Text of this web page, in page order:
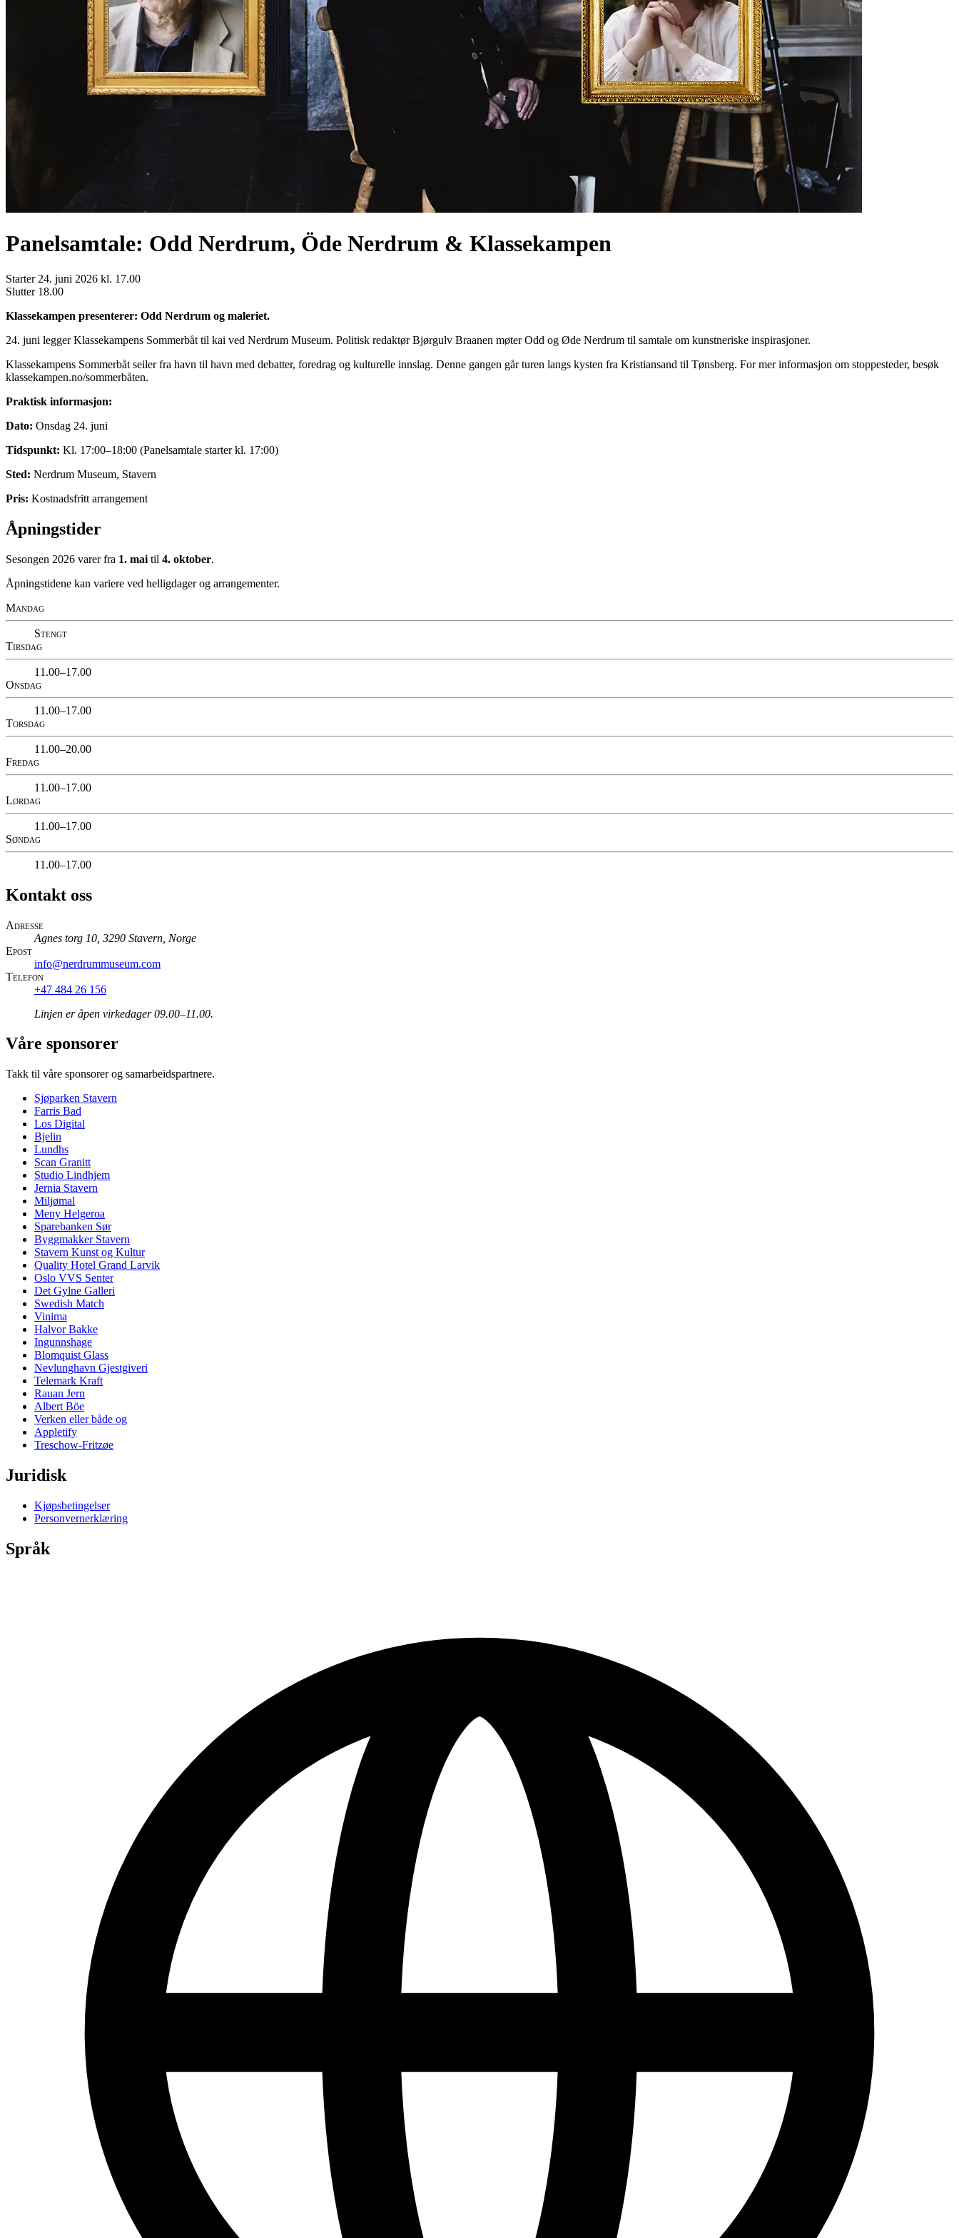
Panelsamtale: Odd Nerdrum, Öde Nerdrum & Klassekampen
Starter 24. juni 2026 kl. 17.00
Slutter 18.00
Klassekampen presenterer: Odd Nerdrum og maleriet.
24. juni legger Klassekampens Sommerbåt til kai ved Nerdrum Museum. Politisk redaktør Bjørgulv Braanen møter Odd og Øde Nerdrum til samtale om kunstneriske inspirasjoner.
Klassekampens Sommerbåt seiler fra havn til havn med debatter, foredrag og kulturelle innslag. Denne gangen går turen langs kysten fra Kristiansand til Tønsberg. For mer informasjon om stoppesteder, besøk
klassekampen.no/sommerbåten.
Praktisk informasjon:
Dato: Onsdag 24. juni
Tidspunkt: Kl. 17:00–18:00 (Panelsamtale starter kl. 17:00)
Sted: Nerdrum Museum, Stavern
Pris: Kostnadsfritt arrangement
Åpningstider
Sesongen 2026 varer fra 1. mai til 4. oktober.
Åpningstidene kan variere ved helligdager og arrangementer.
Mandag
Stengt
Tirsdag
11.00–17.00
Onsdag
11.00–17.00
Torsdag
11.00–20.00
Fredag
11.00–17.00
Lørdag
11.00–17.00
Søndag
11.00–17.00
Kontakt oss
Adresse
Agnes torg 10, 3290 Stavern, Norge
Epost
info@nerdrummuseum.com
Telefon
+47 484 26 156
Linjen er åpen virkedager 09.00–11.00.
Våre sponsorer
Takk til våre sponsorer og samarbeidspartnere.
Sjøparken Stavern
Farris Bad
Los Digital
Bjelin
Lundhs
Scan Granitt
Studio Lindhjem
Jernia Stavern
Miljømal
Meny Helgeroa
Sparebanken Sør
Byggmakker Stavern
Stavern Kunst og Kultur
Quality Hotel Grand Larvik
Oslo VVS Senter
Det Gylne Galleri
Swedish Match
Vinima
Halvor Bakke
Ingunnshage
Blomquist Glass
Nevlunghavn Gjestgiveri
Telemark Kraft
Rauan Jern
Albert Böe
Verken eller både og
Appletify
Treschow-Fritzøe
Juridisk
Kjøpsbetingelser
Personvernerklæring
Språk